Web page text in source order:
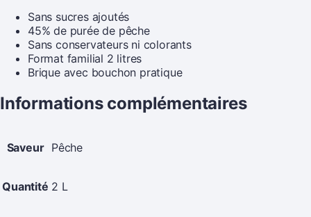
Sans sucres ajoutés
45% de purée de pêche
Sans conservateurs ni colorants
Format familial 2 litres
Brique avec bouchon pratique
Informations complémentaires
Saveur Pêche
Quantité 2 L